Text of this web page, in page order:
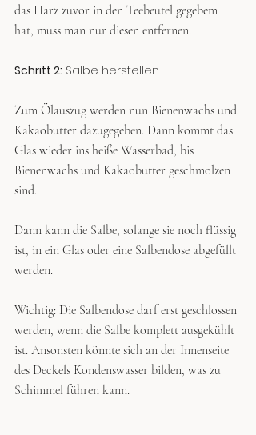
das Harz zuvor in den Teebeutel gegebem
hat, muss man nur diesen entfernen.
Schritt 2: Salbe herstellen
Zum Ölauszug werden nun Bienenwachs und
Kakaobutter dazugegeben. Dann kommt das
Glas wieder ins heiße Wasserbad, bis
Bienenwachs und Kakaobutter geschmolzen
sind.
Dann kann die Salbe, solange sie noch flüssig
ist, in ein Glas oder eine Salbendose abgefüllt
werden.
Wichtig: Die Salbendose darf erst geschlossen
werden, wenn die Salbe komplett ausgekühlt
ist. Ansonsten könnte sich an der Innenseite
des Deckels Kondenswasser bilden, was zu
Schimmel führen kann.